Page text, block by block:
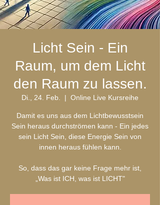
Licht Sein - Ein
Raum, um dem Licht
den Raum zu lassen.
Di., 24. Feb.
  |
Online Live Kursreihe
Damit es uns aus dem Lichtbewusstsein
Sein heraus durchströmen kann - Ein jedes
sein Licht Sein, diese Energie Sein von
innen heraus fühlen kann.
So, dass das gar keine Frage mehr ist,
„Was ist ICH, was ist LICHT"